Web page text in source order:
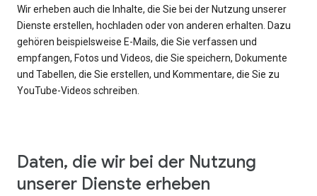
Wir erheben auch die Inhalte, die Sie bei der Nutzung unserer
Dienste erstellen, hochladen oder von anderen erhalten. Dazu
gehören beispielsweise E-Mails, die Sie verfassen und
empfangen, Fotos und Videos, die Sie speichern, Dokumente
und Tabellen, die Sie erstellen, und Kommentare, die Sie zu
YouTube-Videos schreiben.
Daten, die wir bei der Nutzung
unserer Dienste erheben